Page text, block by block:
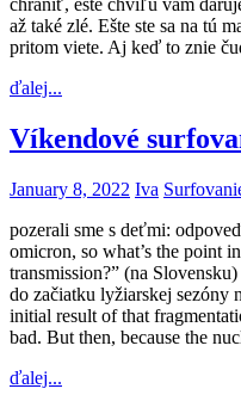
chrániť, ešte chvíľu vám
až také zlé. Ešte ste sa na tú
pritom viete. Aj keď to znie
ďalej...
Víkendové
January 8, 2022 Iva
pozerali sme s deťmi:
omicron, so what’s the point
transmission?” (na
do začiatku lyžiarskej sezóny
initial result of that
bad. But then, because the
ďalej...